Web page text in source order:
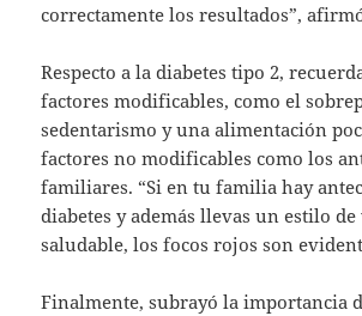
correctamente los resultados”,
Respecto a la diabetes tipo 2,
factores modificables, como el
sedentarismo y una alimentación
factores no modificables como los
familiares. “Si en tu familia hay
diabetes y además llevas un estilo de
saludable, los focos rojos son
Finalmente, subrayó la importancia